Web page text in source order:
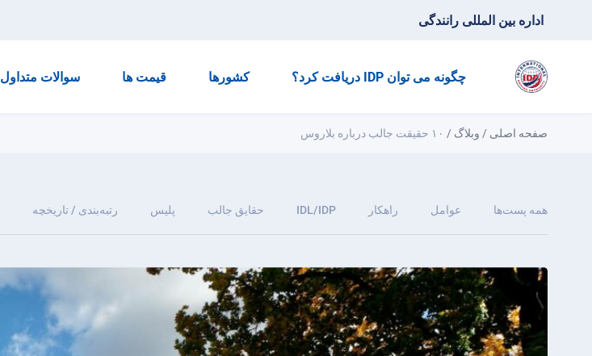
اداره بین المللی رانندگی
چگونه می توان IDP دریافت کرد؟ کشورها قیمت ها سوالات متداول
صفحه اصلی / وبلاگ / ۱۰ حقیقت جالب درباره بلاروس
همه پست‌ها عوامل راهکار IDL/IDP حقایق جالب پلیس رتبه‌بندی / تاریخچه